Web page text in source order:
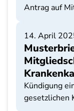
Antrag auf
14. April
Kündigung
gesetzlichen